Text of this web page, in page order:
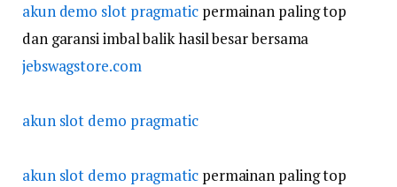
akun demo slot pragmaticpermainan paling top
dan garansi imbal balik hasil besar bersama
jebswagstore.com
akun slot demo pragmatic
akun slot demo pragmaticpermainan paling top